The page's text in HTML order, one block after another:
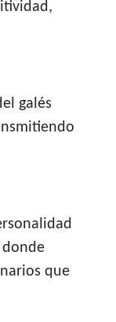
galés
donde
que